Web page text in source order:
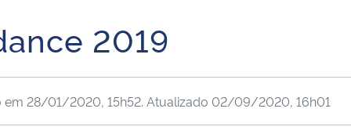
Advocacia-Geral da União
2019
em 28/01/2020, 15h52. Atualizado 02/09/2020, 16h01